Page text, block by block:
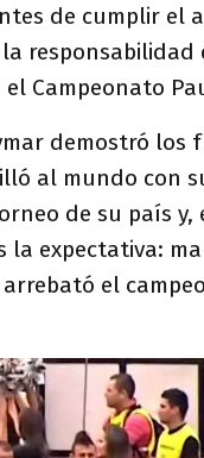
de cumplir el
responsabilidad
Campeonato
demostró los
al mundo con
de su país y,
la expectativa:
el